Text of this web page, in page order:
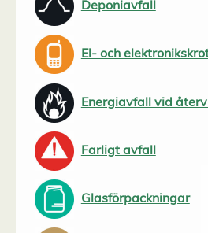
Deponiavfall
El- och
Energiavfall vid
Farligt avfall
Glasförpackningar